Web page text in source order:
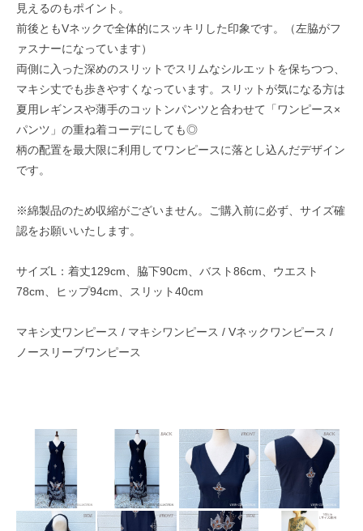
見えるのもポイント。
前後ともVネックで全体的にスッキリした印象です。（左脇がフ
ァスナーになっています）
両側に入った深めのスリットでスリムなシルエットを保ちつつ、
マキシ丈でも歩きやすくなっています。スリットが気になる方は
夏用レギンスや薄手のコットンパンツと合わせて「ワンピース×
パンツ」の重ね着コーデにしても◎
柄の配置を最大限に利用してワンピースに落とし込んだデザイン
です。
※綿製品のため収縮がございません。ご購入前に必ず、サイズ確
認をお願いいたします。
サイズL：着丈129cm、脇下90cm、バスト86cm、ウエスト
78cm、ヒップ94cm、スリット40cm
マキシ丈ワンピース / マキシワンピース / Vネックワンピース /
ノースリーブワンピース